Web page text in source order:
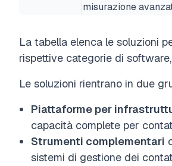
misurazione
La tabella elenca le soluzioni
rispettive categorie di
Le soluzioni rientrano in due
Piattaforme per
capacità complete per
Strumenti complementari
sistemi di gestione dei